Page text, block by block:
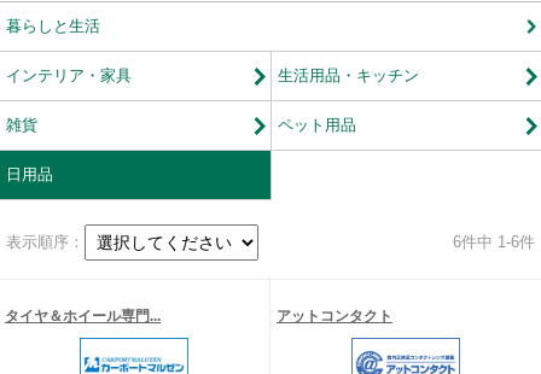
暮らしと生活
インテリア・家具 生活用品・キッチン
雑貨 ペット用品
日用品
表示順序： 6件中 1-6件
タイヤ＆ホイール専門... アットコンタクト